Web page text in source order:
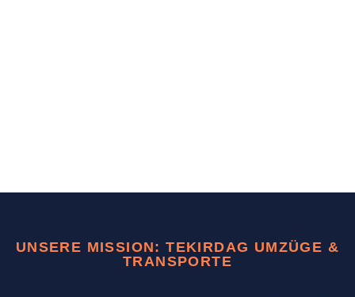
UNSERE MISSION: TEKIRDAG UMZÜGE &
TRANSPORTE